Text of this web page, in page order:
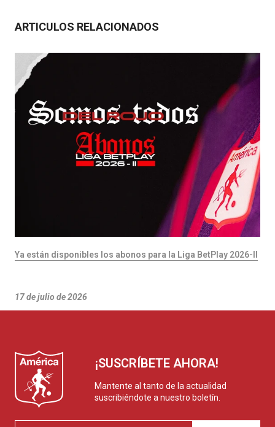
ARTICULOS RELACIONADOS
Ya están disponibles los abonos para la Liga BetPlay 2026-II
17 de julio de 2026
¡SUSCRÍBETE AHORA!
Mantente al tanto de la actualidad
suscribiéndote a nuestro boletín.